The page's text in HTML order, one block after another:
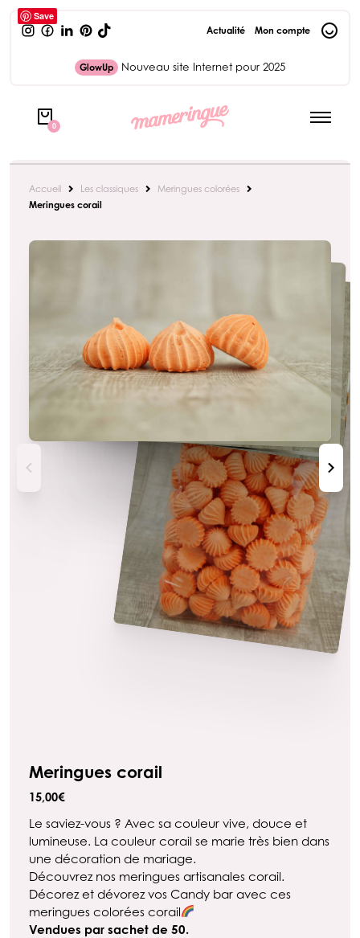
GlowUp Nouveau site Internet pour 2025
Actualité Mon compte
0
Accueil Les classiques
Meringues colorées
Meringues corail
Save
Meringues corail
15,00€
Le saviez-vous ? Avec sa couleur vive, douce et
lumineuse. La couleur corail se marie très bien dans
une décoration de mariage.
Découvrez nos meringues artisanales corail.
Décorez et dévorez vos Candy bar avec ces
meringues colorées corail
Vendues par sachet de 50.